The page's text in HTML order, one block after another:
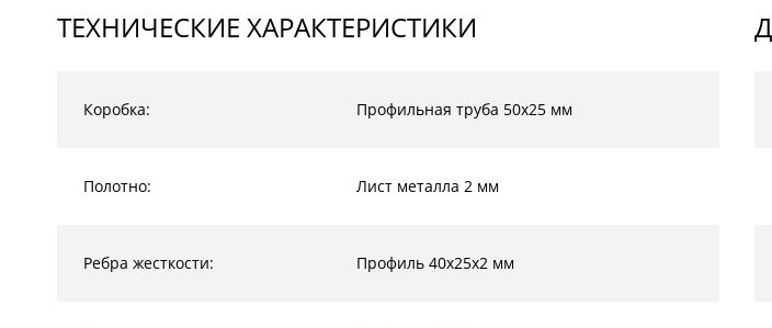
ТЕХНИЧЕСКИЕ ХАРАКТЕРИСТИКИ
Коробка: Профильная труба 50х25 мм
Полотно: Лист металла 2 мм
Ребра жесткости: Профиль 40х25х2 мм